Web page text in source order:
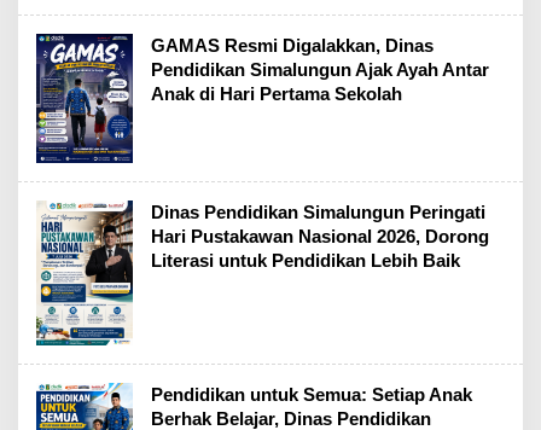
GAMAS Resmi Digalakkan, Dinas
Pendidikan Simalungun Ajak Ayah Antar
Anak di Hari Pertama Sekolah
Dinas Pendidikan Simalungun Peringati
Hari Pustakawan Nasional 2026, Dorong
Literasi untuk Pendidikan Lebih Baik
Pendidikan untuk Semua: Setiap Anak
Berhak Belajar, Dinas Pendidikan